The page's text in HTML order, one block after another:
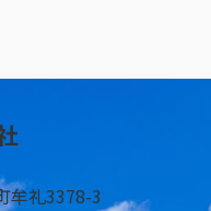
牟礼3378-3